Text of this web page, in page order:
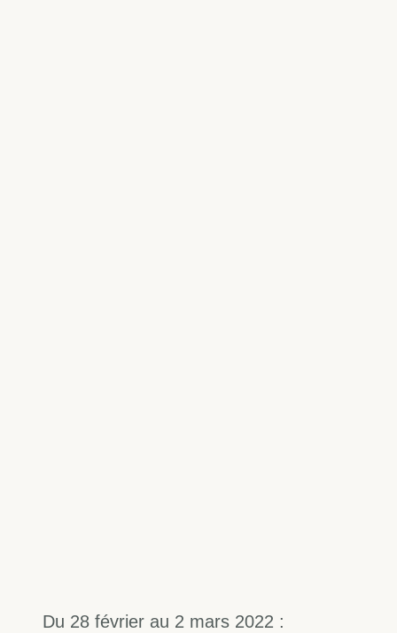
Du 28 février au 2 mars 2022 :